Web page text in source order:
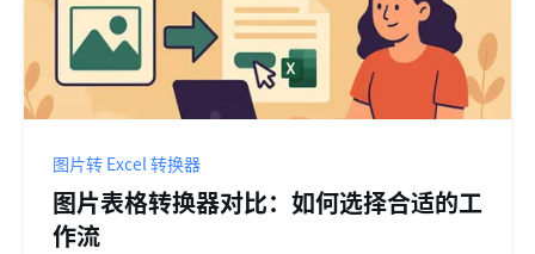
图片转 Excel 转换器
图片表格转换器对比：如何选择合适的工
作流